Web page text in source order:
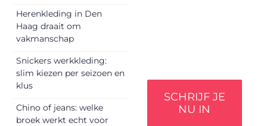
Herenkleding in Den
Haag draait om
vakmanschap
Snickers werkkleding:
slim kiezen per seizoen en
klus
Chino of jeans: welke
broek werkt echt voor
SCHRIJF JE
NU IN